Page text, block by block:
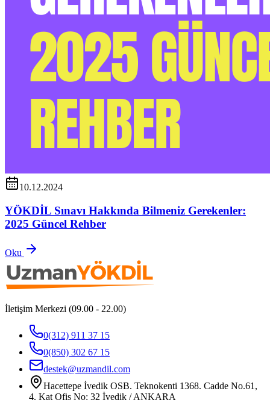
10.12.2024
YÖKDİL Sınavı Hakkında Bilmeniz Gerekenler:
2025 Güncel Rehber
Oku
İletişim Merkezi (09.00 - 22.00)
0(312) 911 37 15
0(850) 302 67 15
destek@uzmandil.com
Hacettepe İvedik OSB. Teknokenti 1368. Cadde No.61,
4. Kat Ofis No: 32 İvedik / ANKARA